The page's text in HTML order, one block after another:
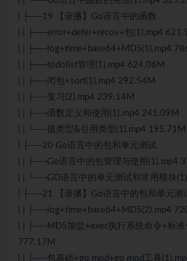
| ├──19 【录播】Go语言中的函数
| | ├──error+defer+recov+包(1).mp4
| | ├──log+time+base64+MD5(1).mp4
| | ├──todolist管理(1).mp4 624.06M
| | ├──闭包+sort(1).mp4 292.54M
| | ├──复习(2).mp4 239.14M
| | ├──函数定义和使用(1).mp4 241.09M
| | └──值类型&引用类型(1).mp4 195.71M
| ├──20 Go语言中的包和单元测试
| | ├──Go语言中的包管理与使用(1).mp4
| | └──GO语言中的单元测试和常用模块
| ├──21 【录播】Go语言中的包和单元测
| | ├──log+time+base64+MD5(2).mp4
| | ├──MD5加盐+exec执行系统命令+标准
777.17M
| | ├──包基础+go mod+go mod工具